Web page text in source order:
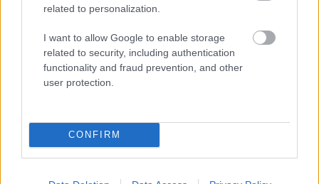
related to personalization.
I want to allow Google to enable storage
related to security, including authentication
functionality and fraud prevention, and other
user protection.
CONFIRM
vissza a „kezdetekhez”?
- Hát... Mindig is izgatott a való, a látott és
tapasztalt világ és a fantázia különös
sétálhatunk a két birodalom között, és
amelyek elsősorban a gyermekek számára
vannak nyitva. Egy felnőtt csak akkor képes